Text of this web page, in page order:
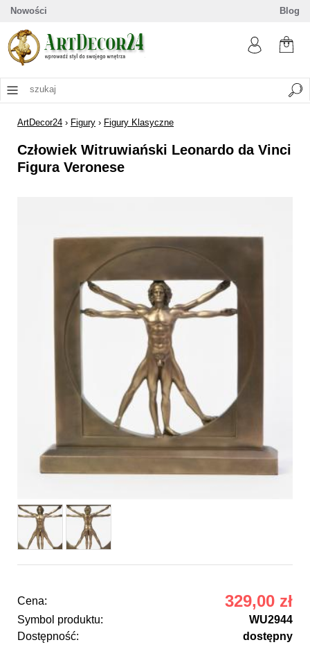
Nowości Blog
ArtDecor24 › Figury › Figury Klasyczne
Człowiek Witruwiański Leonardo da Vinci
Figura Veronese
Cena: 329,00 zł
Symbol produktu:
WU2944
Dostępność:
dostępny